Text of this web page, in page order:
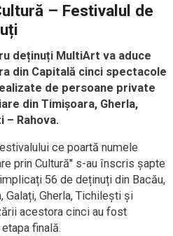
– Festivalul de
deținuți MultiArt va aduce
din Capitală cinci spectacole
de persoane private
din Timișoara, Gherla,
– Rahova.
ce poartă numele
prin Cultură'' s-au înscris șapte
56 de deținuți din Bacău,
Galați, Gherla, Tichilești și
acestora cinci au fost
finală.